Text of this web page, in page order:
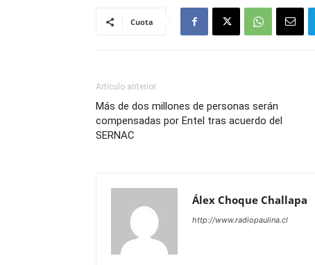
Cuota
Artículo anterior
Más de dos millones de personas serán
compensadas por Entel tras acuerdo del
SERNAC
Álex Choque Challapa
http://www.radiopaulina.cl